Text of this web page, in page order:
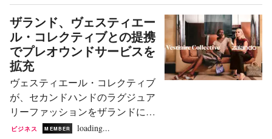
中心的なイノベーションに着想を
得ている。これに、元プロテニス
選手としてのマリーン・セルの視
点と、彼女の作品の象徴的な要素
である月のモチーフをあしらった
「セカンドスキン」が加わる。こ
れらの要素が融合し、機能性と美
的センスを両立させ、動き、身体
意識、そして精度に焦点を当てた
ク・カスペルコヴィッツ氏が新
CEOに任命された。これは同社が
金曜日に発表したものである。カ
スペルコヴィッツ氏は6月1日付で
就任し、任期は2029年5月31日ま
でとなる。 今回の任命は、レンチ
ング社による内部昇格である。カ
スペルコヴィッツ氏は2025年6月
から取締役会に在籍し、直近では
ザランド、ヴェスティエー
ル・コレクティブとの提携
でプレオウンドサービスを
拡充
ヴェスティエール・コレクティブ
が、セカンドハンドのラグジュア
リーファッションをザランドに提
供する。 ベルリンを拠点とするオ
ビジネス MEMBER loading...